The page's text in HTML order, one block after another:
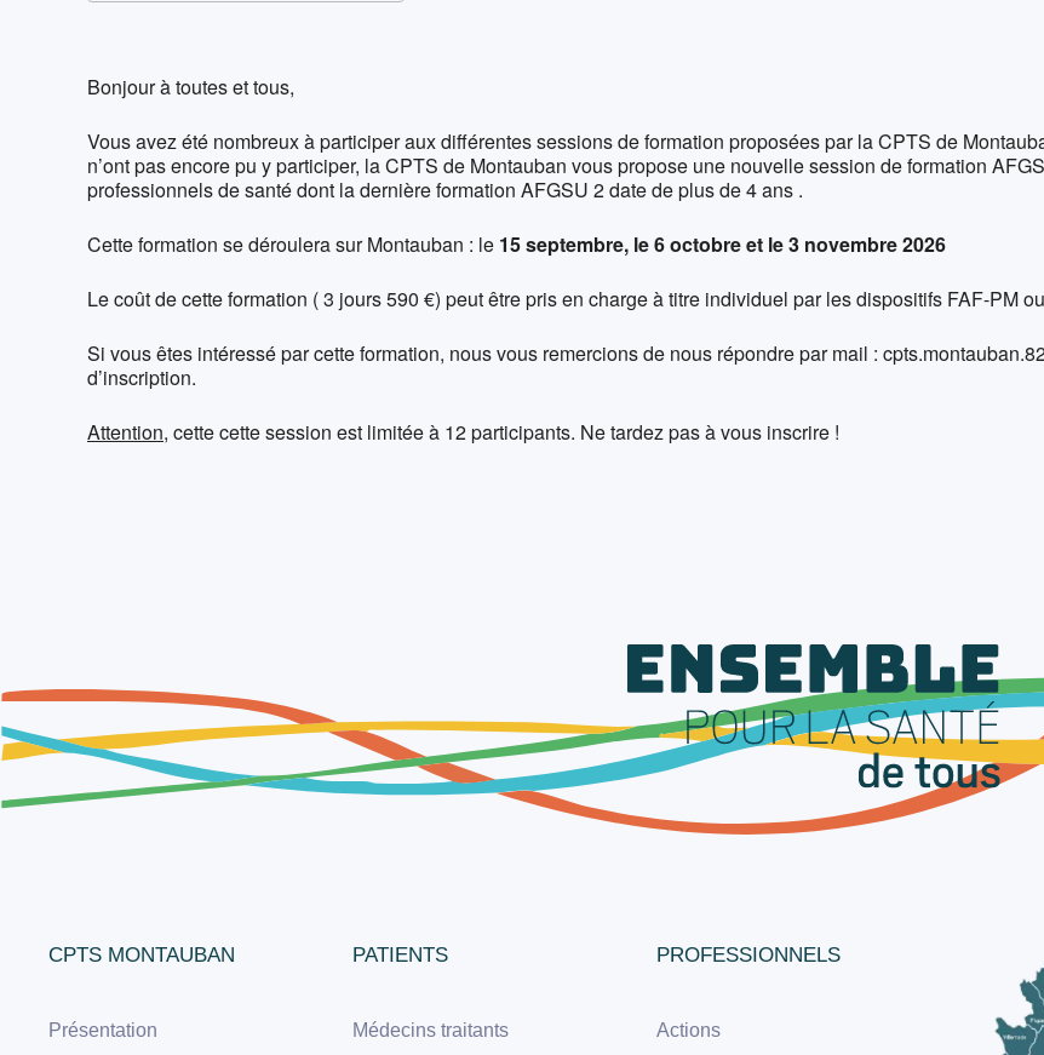
Bonjour à toutes et tous,
Vous avez été nombreux à participer aux différentes sessions de formation proposées par la CPTS de
n’ont pas encore pu y participer, la CPTS de Montauban vous propose une nouvelle session de formation
professionnels de santé dont la dernière formation AFGSU 2 date de plus de 4 ans .
Cette formation se déroulera sur Montauban : le 15 septembre, le 6 octobre et le 3 novembre 2026
Le coût de cette formation ( 3 jours 590 €) peut être pris en charge à titre individuel par les dispositifs FAF-PM
Si vous êtes intéressé par cette formation, nous vous remercions de nous répondre par mail :
d’inscription.
Attention, cette cette session est limitée à 12 participants. Ne tardez pas à vous inscrire !
CPTS MONTAUBAN
Présentation
PATIENTS
Médecins traitants
PROFESSIONNELS
Actions